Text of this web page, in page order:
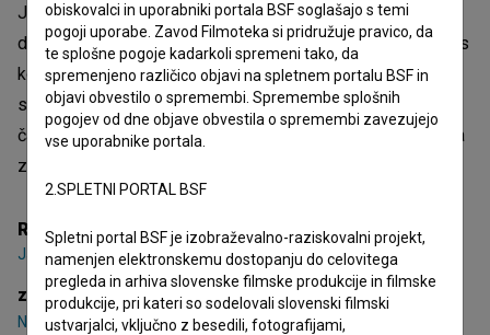
Jona in Leon se odpravita na lov na zakladom, ki se iz
doline povzpne na hrib. Ko na drevesu najdeta kuverto, se s
kompasom usmerita proti Košuti in med vzponom iščeta
snežinke. Ker ju lovi nevihta, si naredita bivak. Za konec ju
čaka še športna naloga, s pomočjo katere si bosta priborila
zaklad in raziskovalski znački.
Režija
Jan Marin
zasedba
Nik Škrlec,Zarja Razložnik,Patrik Novak (II)
obiskovalci in uporabniki portala BSF soglašajo s temi
pogoji uporabe. Zavod Filmoteka si pridružuje pravico, da
te splošne pogoje kadarkoli spremeni tako, da
spremenjeno različico objavi na spletnem portalu BSF in
objavi obvestilo o spremembi. Spremembe splošnih
pogojev od dne objave obvestila o spremembi zavezujejo
vse uporabnike portala.
2.SPLETNI PORTAL BSF
Spletni portal BSF je izobraževalno-raziskovalni projekt,
namenjen elektronskemu dostopanju do celovitega
pregleda in arhiva slovenske filmske produkcije in filmske
produkcije, pri kateri so sodelovali slovenski filmski
ustvarjalci, vključno z besedili, fotografijami,